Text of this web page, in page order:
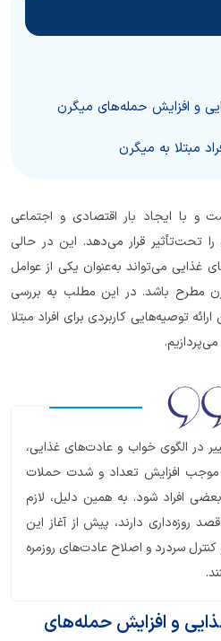
و افزایش حمله‌های میگرن
مبتلا به میگرن
با ایجاد بار اقتصادی و اجتماعی
را تحت‌تأثیر قرار می‌دهد. این در حالی
غذایی می‌تواند به‌عنوان یکی از عوامل
مطرح باشد. در این مطلب به بررسی
توصیه‌هایی کاربردی برای افراد مبتلا
در الگوی خواب و عادت‌های غذایی،
موجب افزایش تعداد و شدت حملات
افراد شود. به همین دلیل، لازم
روزه‌داری دارند، پیش از آغاز این
سردرد و اصلاح عادت‌های روزمره
و افزایش حمله‌های